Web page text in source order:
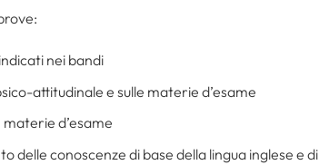
nei bandi
attitudinale e sulle materie d’esame
d’esame
delle conoscenze di base della lingua inglese e di